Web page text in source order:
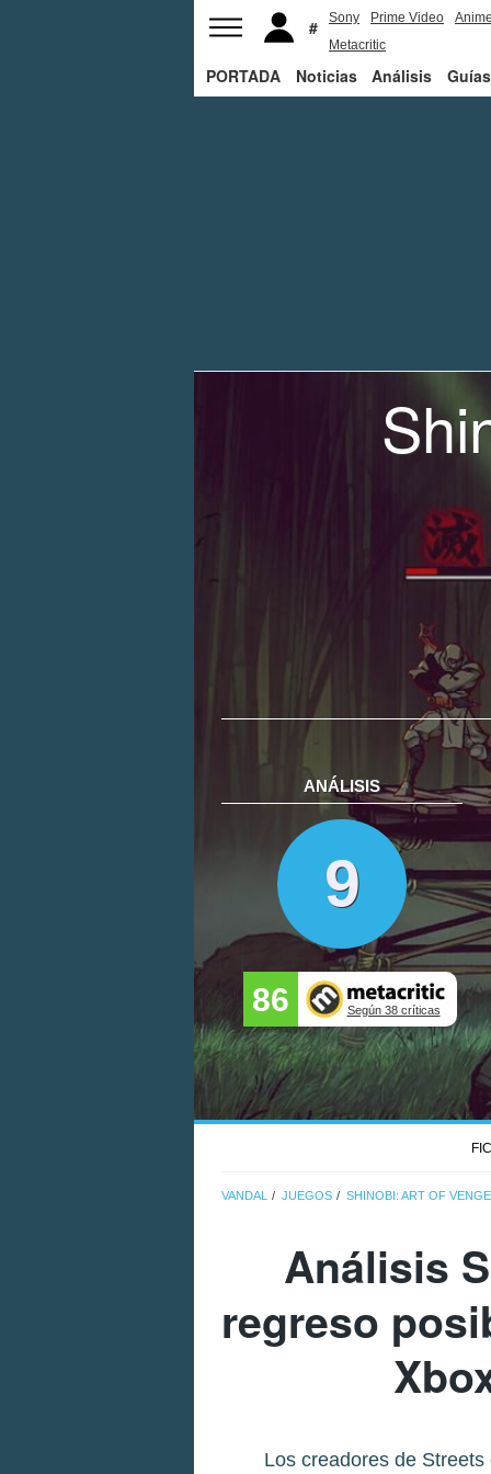
Sony Prime Video
Metacritic
PORTADA Noticias Análisis Guías
ANÁLISIS
9
86 Según 38 críticas
VANDAL JUEGOS SHINOBI: ART OF
Análisis
regreso
Los creadores de